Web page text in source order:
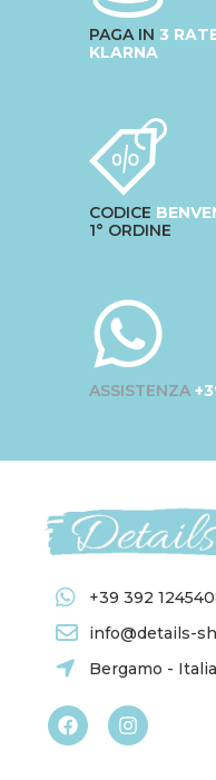
PAGA IN 3
KLARNA
CODICE
1° ORDINE
ASSISTENZA
+39 392
info@details-
Bergamo - Italia